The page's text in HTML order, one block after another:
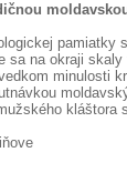
na okraji
minulosti